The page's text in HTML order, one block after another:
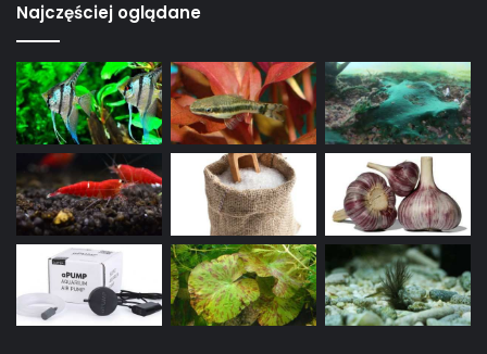
Najczęściej oglądane